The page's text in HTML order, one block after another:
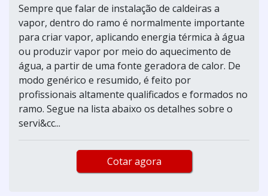
Sempre que falar de instalação de caldeiras a
vapor, dentro do ramo é normalmente importante
para criar vapor, aplicando energia térmica à água
ou produzir vapor por meio do aquecimento de
água, a partir de uma fonte geradora de calor. De
modo genérico e resumido, é feito por
profissionais altamente qualificados e formados no
ramo. Segue na lista abaixo os detalhes sobre o
servi&cc...
Cotar agora